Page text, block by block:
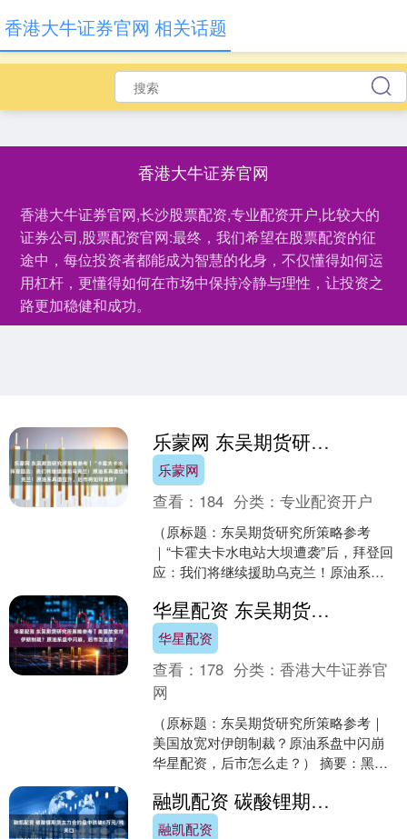
香港大牛证券官网
香港大牛证券官网,长沙股票配资,专业配资开户,比较大的
证券公司,股票配资官网:最终，我们希望在股票配资的征
途中，每位投资者都能成为智慧的化身，不仅懂得如何运
用杠杆，更懂得如何在市场中保持冷静与理性，让投资之
路更加稳健和成功。
香港大牛证券官网 相关话题
乐蒙网 东吴期货研究所策略参考｜“卡霍夫卡水电站大坝遭袭”后，拜登回应：我们将继续援助乌克兰！原油系再遭拉升，后市将如何演绎？
乐蒙网
查看： 184 分类：专业配资开户
（原标题：东吴期货研究所策略参考
｜“卡霍夫卡水电站大坝遭袭”后，拜登回
应：我们将继续援助乌克兰！原油系再
要：黑色系板块震荡反.... 华星配资 东吴期货研究所策略参考｜美国放宽对伊朗制裁？原油系盘中闪崩，后市怎么走？
华星配资
查看： 178 分类：香港大牛证券官
网
（原标题：东吴期货研究所策略参考｜
美国放宽对伊朗制裁？原油系盘中闪崩
华星配资，后市怎么走？） 摘要：黑色
上涨。能化品原油再现小....融凯配资 碳酸锂期货主力合约盘中跌破6万元/吨关口
融凯配资